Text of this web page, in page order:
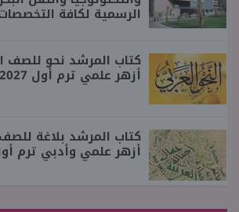
الرسمية لكافة
كتاب المرشد نحو للصف
أزهر علمي ترم أول 2027
كتاب المرشد بلاغة للصف
أزهر علمي وأدبي ترم أول